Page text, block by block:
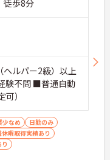
徒歩8分
ルパー2級）以上
験不問 ■普通自動
）
少なめ
日勤のみ
暇取得実績あり